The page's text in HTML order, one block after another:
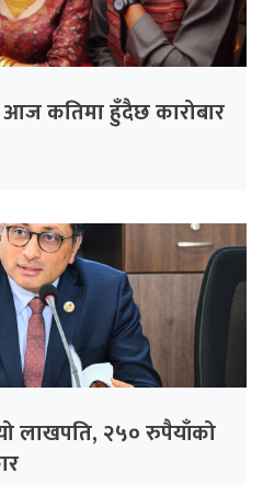
कतिमा हुँदैछ कारोबार
लाखपति, २५० रुपैयाँको